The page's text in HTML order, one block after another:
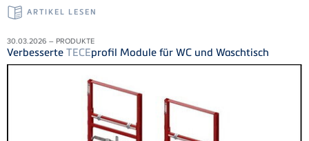
ARTIKEL LESEN
30.03.2026 – PRODUKTE
Verbesserte TECEprofil Module für WC und Waschtisch